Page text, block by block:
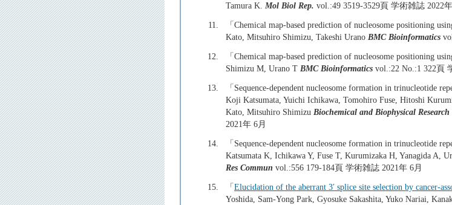
Tamura K. Mol Biol Rep. vol.:49 3519-3529頁 学術雑誌 2022
11.
「Chemical map-based prediction of nucleosome positioning
Kato, Mitsuhiro Shimizu, Takeshi Urano BMC Bioinformatics
12.
「Chemical map-based prediction of nucleosome positioning
Shimizu M, Urano T BMC Bioinformatics vol.:22 No.:1 322頁
13.
「Sequence-dependent nucleosome formation in trinucleotide
Koji Katsumata, Yuichi Ichikawa, Tomohiro Fuse, Hitoshi
Kato, Mitsuhiro Shimizu Biochemical and Biophysical
2021年 6月
14.
「Sequence-dependent nucleosome formation in trinucleotide
Katsumata K, Ichikawa Y, Fuse T, Kurumizaka H, Yanagida A,
Res Commun vol.:556 179-184頁 学術雑誌 2021年 6月
15.
「Elucidation of the aberrant 3′ splice site selection by cancer-
Yoshida, Sam-Yong Park, Gyosuke Sakashita, Yuko Nariai,